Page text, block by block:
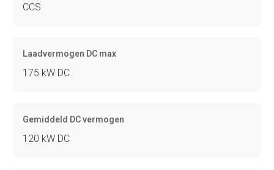
CCS
Laadvermogen DC max
175 kW DC
Gemiddeld DC vermogen
120 kW DC